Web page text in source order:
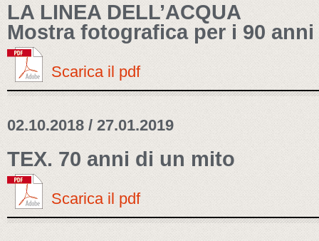
LA LINEA DELL’ACQUA
Mostra fotografica per i 90
Scarica il pdf
02.10.2018 / 27.01.2019
TEX. 70 anni di un mito
Scarica il pdf